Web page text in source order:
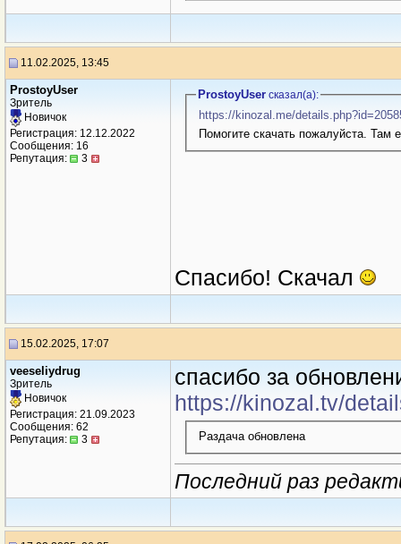
11.02.2025, 13:45
ProstoyUser
Зритель
Новичок
Регистрация: 12.12.2022
Сообщения: 16
Репутация:
3
ProstoyUserсказал(a):
https://kinozal.me/
Помогите скачать пожалуйста.
Спасибо! Скачал
15.02.2025, 17:07
veeseliydrug
Зритель
Новичок
Регистрация: 21.09.2023
Сообщения: 62
Репутация:
3
спaсибо зa
https://kinozal.tv/
Раздача обновлена
Последний раз